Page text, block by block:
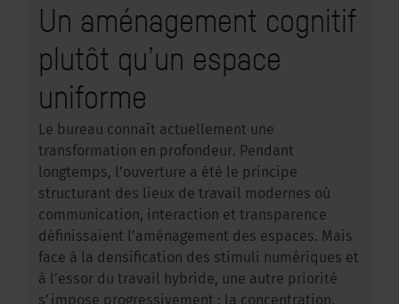
Un aménagement cognitif
plutôt qu’un espace
uniforme
Le bureau connaît actuellement une
transformation en profondeur. Pendant
longtemps, l’ouverture a été le principe
structurant des lieux de travail modernes où
communication, interaction et transparence
définissaient l’aménagement des espaces. Mais
face à la densification des stimuli numériques et
à l’essor du travail hybride, une autre priorité